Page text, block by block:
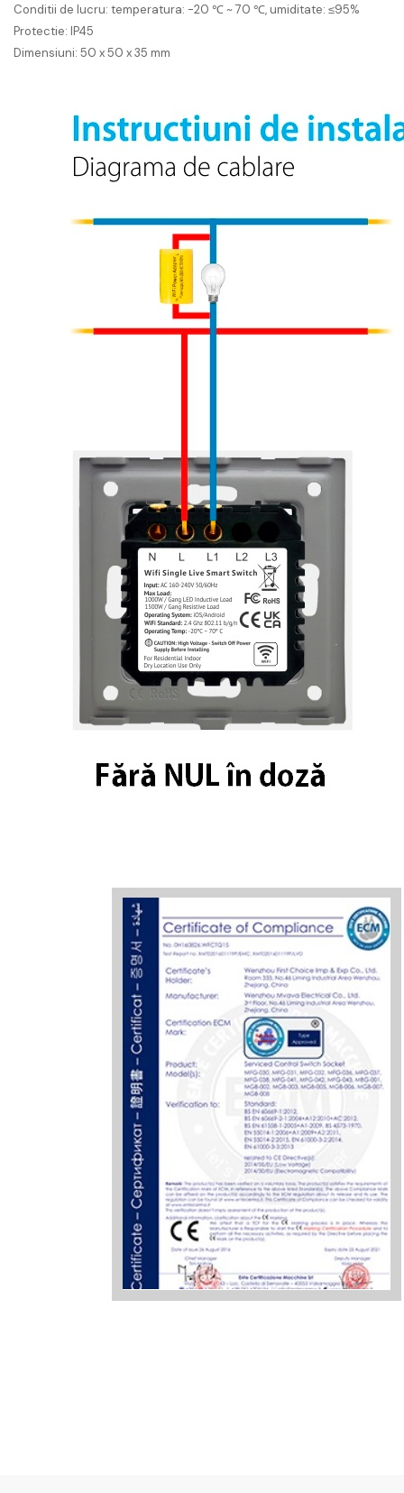
Conditii de lucru: temperatura: -20 ℃ ~ 70 ℃, umiditate: ≤95%
Protectie: IP45
Dimensiuni: 50 x 50 x 35 mm